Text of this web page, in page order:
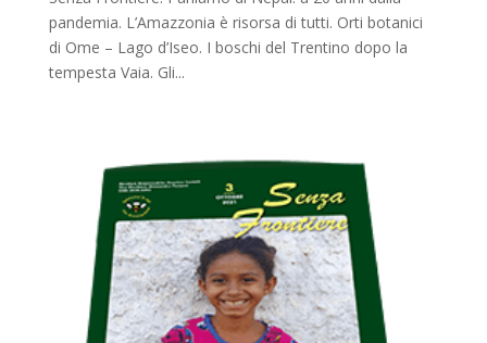
pandemia. L’Amazzonia è risorsa di tutti. Orti botanici
di Ome – Lago d’Iseo. I boschi del Trentino dopo la
tempesta Vaia. Gli...